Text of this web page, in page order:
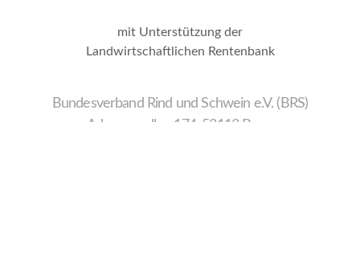
mit Unterstützung der
Landwirtschaftlichen Rentenbank
Bundesverband Rind und Schwein e.V. (BRS)
Adenauerallee 174, 53113 Bonn